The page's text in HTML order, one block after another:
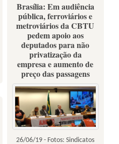
Brasília: Em audiência
pública, ferroviários e
metroviários da CBTU
pedem apoio aos
deputados para não
privatização da
empresa e aumento de
preço das passagens
26/06/19 - Fotos: Sindicatos